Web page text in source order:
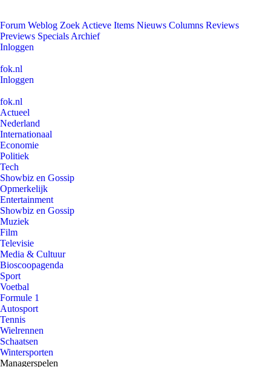
Forum Weblog Zoek Actieve Items Nieuws Columns Reviews
Previews Specials Archief
Inloggen
fok.nl
Inloggen
fok.nl
Actueel
Nederland
Internationaal
Economie
Politiek
Tech
Showbiz en Gossip
Opmerkelijk
Entertainment
Showbiz en Gossip
Muziek
Film
Televisie
Media & Cultuur
Bioscoopagenda
Sport
Voetbal
Formule 1
Autosport
Tennis
Wielrennen
Schaatsen
Wintersporten
Managerspelen